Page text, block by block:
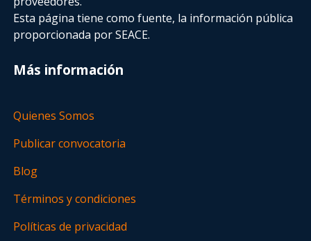
Esta página tiene como fuente, la información pública
proporcionada por SEACE.
Más información
Quienes Somos
Publicar convocatoria
Blog
Términos y condiciones
Políticas de privacidad